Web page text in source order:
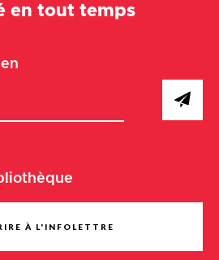
en tout temps
À L'INFOLETTRE